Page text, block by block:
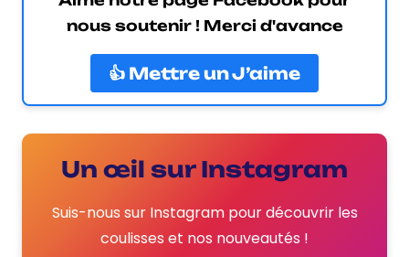
nous soutenir ! Merci d'avance
👍 Mettre un J’aime
Un œil sur Instagram
Suis-nous sur Instagram pour découvrir les
coulisses et nos nouveautés !